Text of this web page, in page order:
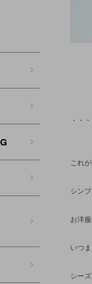
・・
これ
シン
お洋
いつ
シー